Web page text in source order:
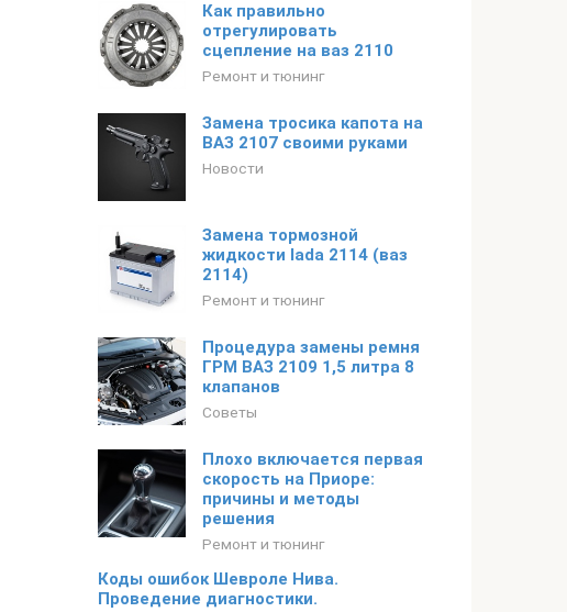
Как правильно
отрегулировать
сцепление на ваз 2110
Ремонт и тюнинг
Замена тросика капота на
ВАЗ 2107 своими руками
Новости
Замена тормозной
жидкости lada 2114 (ваз
2114)
Ремонт и тюнинг
Процедура замены ремня
ГРМ ВАЗ 2109 1,5 литра 8
клапанов
Советы
Плохо включается первая
скорость на Приоре:
причины и методы
решения
Ремонт и тюнинг
Коды ошибок Шевроле Нива.
Проведение диагностики.